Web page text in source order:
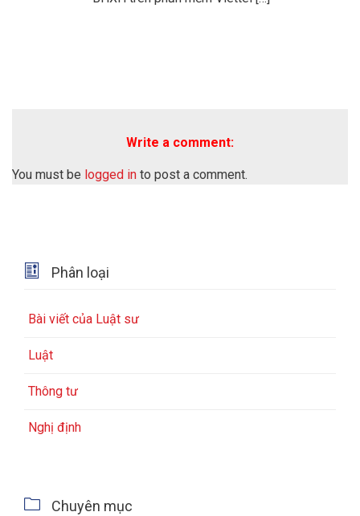
Write a comment:
You must be logged in to post a comment.
 Phân loại
Bài viết của Luật sư
Luật
Thông tư
Nghị định
 Chuyên mục